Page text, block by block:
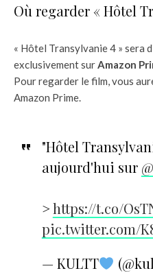
Où regarder « Hôtel
« Hôtel Transylvanie 4 » sera
exclusivement surAmazon
Pour regarder le film, vous
Amazon Prime.
"Hôtel
aujourd'hui sur
>https://t.co/
pic.twitter.com/
— KULTT